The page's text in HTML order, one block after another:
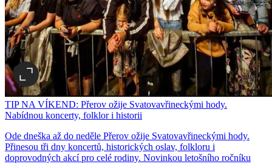
TIP NA VÍKEND: Přerov ožije Svatovavřineckými hody.
Nabídnou koncerty, folklor i historii
Ode dneška až do neděle Přerov ožije Svatovavřineckými hody.
Přinesou tři dny koncertů, historických oslav, folkloru i
doprovodných akcí pro celé rodiny. Novinkou letošního ročníku